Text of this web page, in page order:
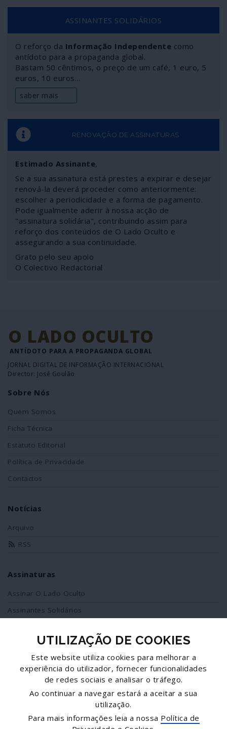
ASSINANTES SOLIDÁRIOS
O reforço da Informação Independente como
antídoto para a propaganda global.
Bastam 50 cêntimos, o preço de um café, 1 euro, 5
euros, 10 euros…
saber mais
RENOVAÇÃO DE ASSINATURAS
Estimado Assinante,
Se a sua assinatura está prestes a expirar e desejar
renová-la deverá proceder como anteriormente:
escolher a periodicidade e a forma de pagamento.
Pode igualmente aderir à nossa acção de
"assinatura solidária", contribuindo assim para
reforço dos conteúdos de O Lado Oculto e
assegurando a sua continuidade.
Grato pelo seu apoio
O Colectivo Redactorial
O LADO OCULTO
ANTÍDOTO PARA A PROPAGANDA GLOBAL
JORNAL DIGITAL DE INFORMAÇÃO INTERNACIONAL
Director: José Goulão
Sobre Nós
Quem Somos
Ficha Técnica
Estatuto Editorial
Política de Privacidade
Contactos
Notícias
Arquivo
RSS
Assinaturas
Assinar O Lado Oculto
Assinantes Solidários
Redes Sociais
Siga-nos no facebook
Twitter
UTILIZAÇÃO DE COOKIES
Este website utiliza cookies para melhorar a
experiência do utilizador, fornecer funcionalidades
de redes sociais e analisar o tráfego.
Ao continuar a navegar estará a aceitar a sua
utilização.
Para mais informações leia a nossa Política de